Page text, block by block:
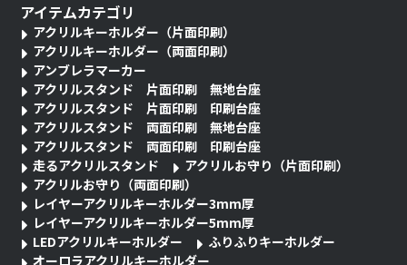
アイテムカテゴリ
アクリルキーホルダー（片面印刷）
アクリルキーホルダー（両面印刷）
アンブレラマーカー
アクリルスタンド 片面印刷 無地台座
アクリルスタンド 片面印刷 印刷台座
アクリルスタンド 両面印刷 無地台座
アクリルスタンド 両面印刷 印刷台座
走るアクリルスタンド
アクリルお守り（片面印刷）
アクリルお守り（両面印刷）
レイヤーアクリルキーホルダー3mm厚
レイヤーアクリルキーホルダー5mm厚
LEDアクリルキーホルダー
ふりふりキーホルダー
オーロラアクリルキーホルダー